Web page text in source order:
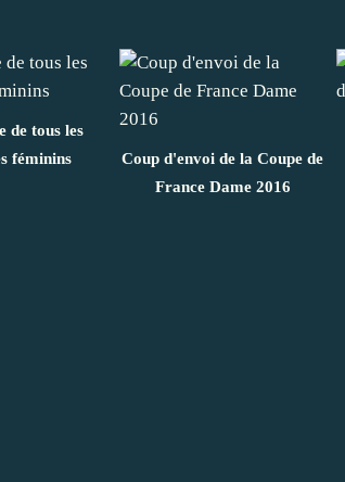
de tous les
féminins
Coup d'envoi de la Coupe de
France Dame 2016